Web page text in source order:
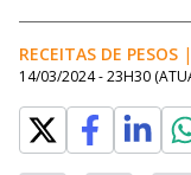
RECEITAS DE PESOS |
14/03/2024 - 23H30